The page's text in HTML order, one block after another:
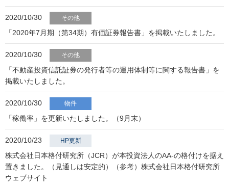
2020/10/30 その他
「2020年7月期（第34期）有価証券報告書」を掲載いたしました。
2020/10/30 その他
「不動産投資信託証券の発行者等の運用体制等に関する報告書」を
掲載いたしました。
2020/10/30 物件
「稼働率」を更新いたしました。（9月末）
2020/10/23 HP更新
株式会社日本格付研究所（JCR）が本投資法人のAA-の格付けを据え
置きました。（見通しは安定的）（参考）株式会社日本格付研究所
ウェブサイト